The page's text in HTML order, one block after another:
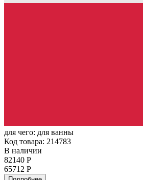
для чего: для ванны
Код товара: 214783
В наличии
82140 Р
65712 Р